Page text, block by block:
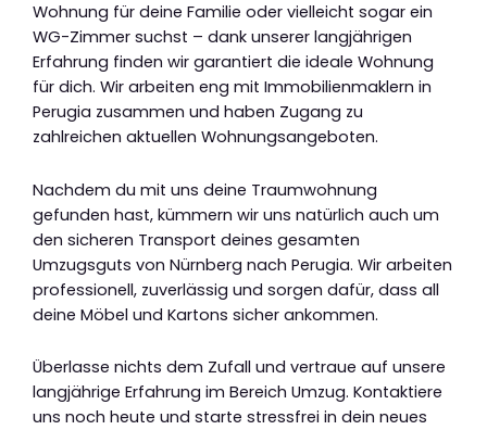
Wohnung für deine Familie oder vielleicht sogar ein
WG-Zimmer suchst – dank unserer langjährigen
Erfahrung finden wir garantiert die ideale Wohnung
für dich. Wir arbeiten eng mit Immobilienmaklern in
Perugia zusammen und haben Zugang zu
zahlreichen aktuellen Wohnungsangeboten.
Nachdem du mit uns deine Traumwohnung
gefunden hast, kümmern wir uns natürlich auch um
den sicheren Transport deines gesamten
Umzugsguts von Nürnberg nach Perugia. Wir arbeiten
professionell, zuverlässig und sorgen dafür, dass all
deine Möbel und Kartons sicher ankommen.
Überlasse nichts dem Zufall und vertraue auf unsere
langjährige Erfahrung im Bereich Umzug. Kontaktiere
uns noch heute und starte stressfrei in dein neues